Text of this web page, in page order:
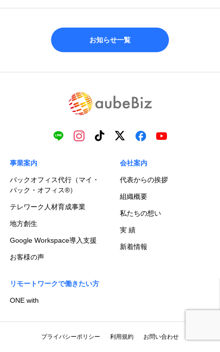
お知らせ一覧
事業案内
バックオフィス代行（マイ・
バック・オフィス®）
テレワーク人材育成事業
地方創生
Google Workspace導入支援
お客様の声
会社案内
代表からの挨拶
組織概要
私たちの想い
実 績
新着情報
リモートワークで働きたい方
ONE with
プライバシーポリシー 利用規約 お問い合わせ